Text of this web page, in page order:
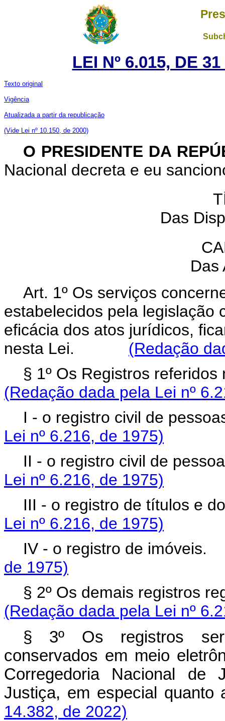
LEI Nº 6.015, DE
Texto original
Vigência
Atualizada a partir da republicação
(Vide Lei nº 10.150, de 2000)
O PRESIDENTE DA
Nacional decreta e eu
Das
Das
Art. 1º Os serviços
estabelecidos pela legislação
eficácia dos atos jurídicos,
nesta Lei. (Redação
§ 1º Os Registros
(Redação dada pela Lei nº
I - o registro civil de
Lei nº 6.216, de 1975)
II - o registro civil de
Lei nº 6.216, de 1975)
III - o registro de títulos
Lei nº 6.216, de 1975)
IV - o registro de
de 1975)
§ 2º Os demais registros
(Redação dada pela Lei nº
§ 3º Os registros
conservados em meio
Corregedoria Nacional de
Justiça, em especial
14.382, de 2022)